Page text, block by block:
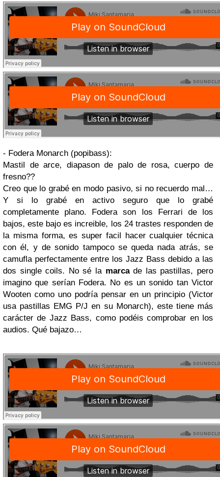
- Fodera Monarch (popibass):
Mastil de arce, diapason de palo de rosa, cuerpo de
fresno??
Creo que lo grabé en modo pasivo, si no recuerdo mal…
Y si lo grabé en activo seguro que lo grabé
completamente plano. Fodera son los Ferrari de los
bajos, este bajo es increible, los 24 trastes responden de
la misma forma, es super facil hacer cualquier técnica
con él, y de sonido tampoco se queda nada atrás, se
camufla perfectamente entre los Jazz Bass debido a las
dos single coils. No sé la marcade las pastillas, pero
imagino que serían Fodera. No es un sonido tan Victor
Wooten como uno podría pensar en un principio (Victor
usa pastillas EMG P/J en su Monarch), este tiene más
carácter de Jazz Bass, como podéis comprobar en los
audios. Qué bajazo…